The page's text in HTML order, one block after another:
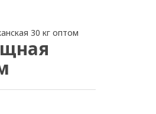
30 кг оптом